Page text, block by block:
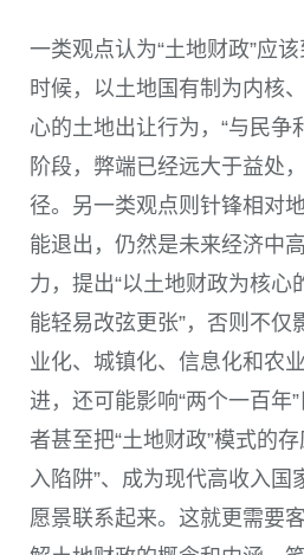
一类观点认为“土地财政”应
时候，以土地国有制为内核
心的土地出让行为，“与民争
阶段，弊端已经远大于益处
径。另一类观点则针锋相对
能退出，仍然是未来经济中
力，提出“以土地财政为核心
能轻易改弦更张”，否则不仅
业化、城镇化、信息化和农
进，还可能影响“两个一百年
者甚至把“土地财政”模式的
入陷阱”、成为现代高收入国
愿景联系起来。这就更需要